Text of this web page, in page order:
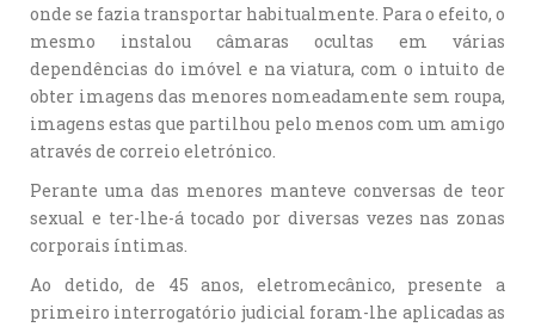
onde se fazia transportar habitualmente. Para o efeito, o
mesmo instalou câmaras ocultas em várias
dependências do imóvel e na viatura, com o intuito de
obter imagens das menores nomeadamente sem roupa,
imagens estas que partilhou pelo menos com um amigo
através de correio eletrónico.
Perante uma das menores manteve conversas de teor
sexual e ter-lhe-á tocado por diversas vezes nas zonas
corporais íntimas.
Ao detido, de 45 anos, eletromecânico, presente a
primeiro interrogatório judicial foram-lhe aplicadas as